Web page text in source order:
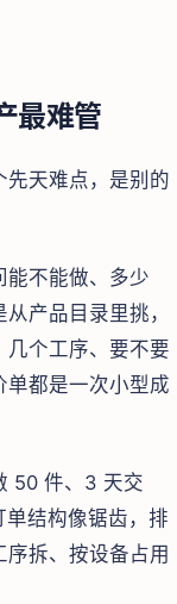
最难管
先天难点，是别的
能不能做、多少
产品目录里挑，
个工序、要不要
单都是一次小型成
50 件、3 天交
结构像锯齿，排
拆、按设备占用